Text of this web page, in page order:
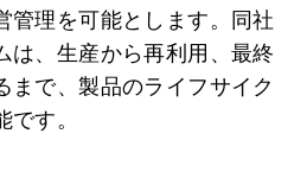
管理を可能とします。同社
は、生産から再利用、最終
まで、製品のライフサイク
す。